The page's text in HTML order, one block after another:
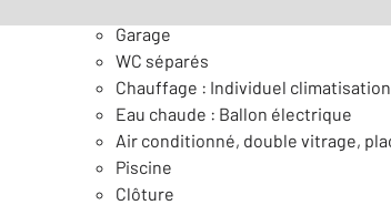
Garage
WC séparés
Chauffage : Individuel
Eau chaude : Ballon électrique
Air conditionné, double vitrage,
Piscine
Clôture